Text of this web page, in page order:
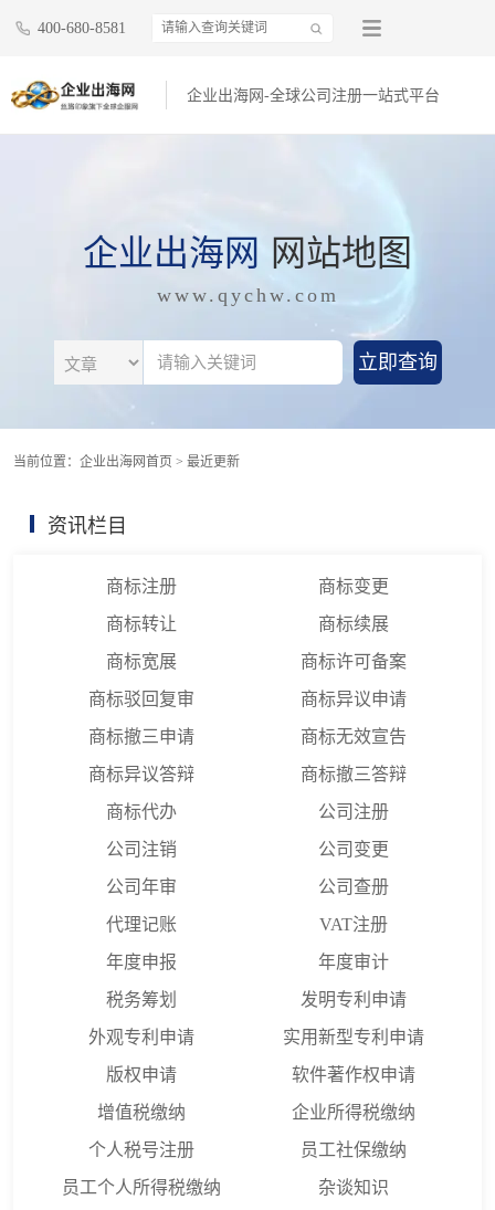
400-680-8581
企业出海网-全球公司注册一站式平台
企业出海网 网站地图
www.qychw.com
立即查询
当前位置： 企业出海网首页 > 最近更新
资讯栏目
商标注册
商标变更
商标转让
商标续展
商标宽展
商标许可备案
商标驳回复审
商标异议申请
商标撤三申请
商标无效宣告
商标异议答辩
商标撤三答辩
商标代办
公司注册
公司注销
公司变更
公司年审
公司查册
代理记账
VAT注册
年度申报
年度审计
税务筹划
发明专利申请
外观专利申请
实用新型专利申请
版权申请
软件著作权申请
增值税缴纳
企业所得税缴纳
个人税号注册
员工社保缴纳
员工个人所得税缴纳
杂谈知识